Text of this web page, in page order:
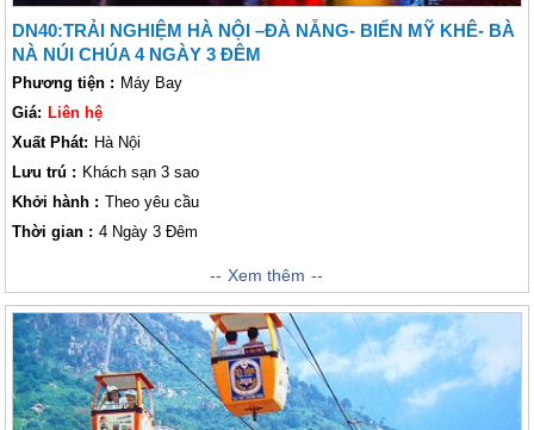
DN40:TRẢI NGHIỆM HÀ NỘI –ĐÀ NẴNG- BIỂN MỸ KHÊ- BÀ
NÀ NÚI CHÚA 4 NGÀY 3 ĐÊM
Phương tiện : Máy Bay
Giá: Liên hệ
Xuất Phát: Hà Nội
Lưu trú : Khách sạn 3 sao
Khởi hành : Theo yêu cầu
Thời gian : 4 Ngày 3 Đêm
Hành trình kéo dài 4 ngày 3 đêm, xuất phát từ Thủ đô Hà Nội của
Vietsense Travel chúng tôi sẽ đưa quý khách đến với thành phố biển Đà
Nẵng xinh đẹp, mộng mơ với bãi biển Mỹ Khê nổi tiếng được mệnh danh
là “1 trong 6 bãi biển đẹp nhất hành tinh”, đặt chân lên đỉnh Bà Nà để
ngắm nhìn cảnh mây trôi bồng bềnh giữa bao la biển, trời, sông, núi,…
và thưởng thức những món ăn đặc sản của Đà Nẵng cũng như trải
nghiệm những điều độc đáo trong văn hóa nơi đây. Vietsense Travel xin
Xem thêm